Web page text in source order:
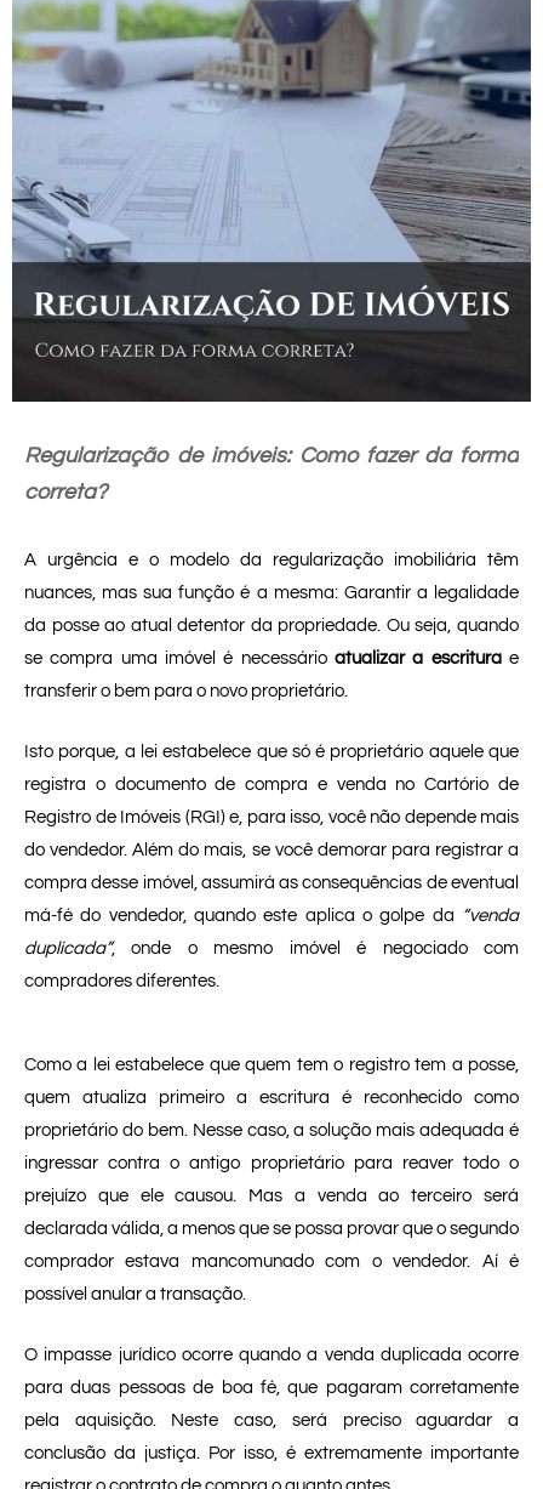
Regularização de imóveis: Como fazer da forma
correta?
A urgência e o modelo da regularização imobiliária têm
nuances, mas sua função é a mesma: Garantir a legalidade
da posse ao atual detentor da propriedade. Ou seja, quando
se compra uma imóvel é necessário atualizar a escriturae
transferir o bem para o novo proprietário.
Isto porque, a lei estabelece que só é proprietário aquele que
registra o documento de compra e venda no Cartório de
Registro de Imóveis (RGI) e, para isso, você não depende mais
do vendedor. Além do mais, se você demorar para registrar a
compra desse imóvel, assumirá as consequências de eventual
má-fé do vendedor, quando este aplica o golpe da “venda
duplicada”, onde o mesmo imóvel é negociado com
compradores diferentes.
Como a lei estabelece que quem tem o registro tem a posse,
quem atualiza primeiro a escritura é reconhecido como
proprietário do bem. Nesse caso, a solução mais adequada é
ingressar contra o antigo proprietário para reaver todo o
prejuízo que ele causou. Mas a venda ao terceiro será
declarada válida, a menos que se possa provar que o segundo
comprador estava mancomunado com o vendedor. Aí é
possível anular a transação.
O impasse jurídico ocorre quando a venda duplicada ocorre
para duas pessoas de boa fé, que pagaram corretamente
pela aquisição. Neste caso, será preciso aguardar a
conclusão da justiça. Por isso, é extremamente importante